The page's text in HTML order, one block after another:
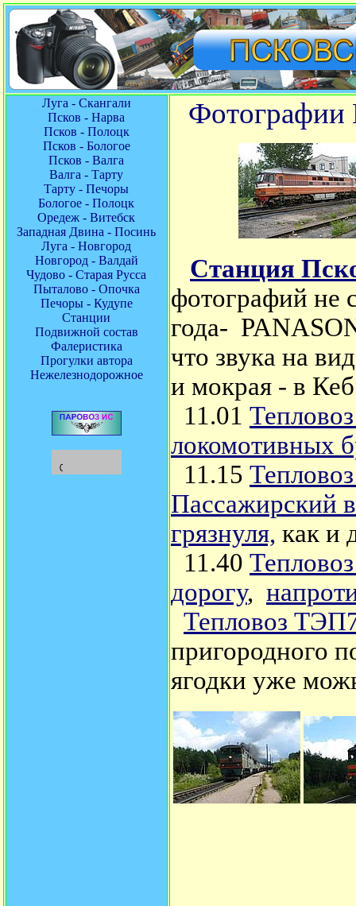
Луга - Скангали
Псков - Нарва
Псков - Полоцк
Псков - Бологое
Псков - Валга
Валга - Тарту
Тарту - Печоры
Бологое - Полоцк
Оредеж - Витебск
Западная Двина - Посинь
Луга - Новгород
Новгород - Валдай
Чудово - Старая Русса
Пыталово - Опочка
Печоры - Кудупе
Станции
Подвижной состав
Фалеристика
Прогулки автора
Нежелезнодорожное
Фотографии
Станция
фотографий не
года-
что звука на
и мокрая - в
11.01
локомотивных
11.15
Пассажирский
грязнуля, как и
11.40
дорогу,
Тепловоз
пригородного
ягодки уже